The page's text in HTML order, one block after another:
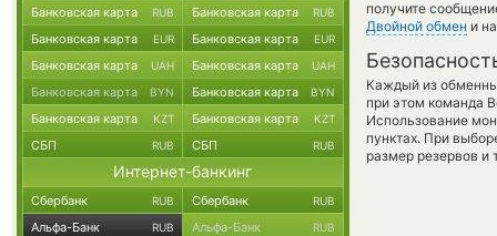
получите
Двойной обмен и
Каждый из
при этом команда
Использование
пунктах. При
размер резервов и
Банковская карта RUB Банковская карта RUB
Банковская карта EUR Банковская карта EUR
Банковская карта UAH Банковская карта UAH
Банковская карта BYN Банковская карта BYN
Банковская карта KZT Банковская карта KZT
СБП RUB СБП RUB
Интернет-банкинг
Сбербанк RUB Сбербанк RUB
Альфа-Банк RUB Альфа-Банк RUB